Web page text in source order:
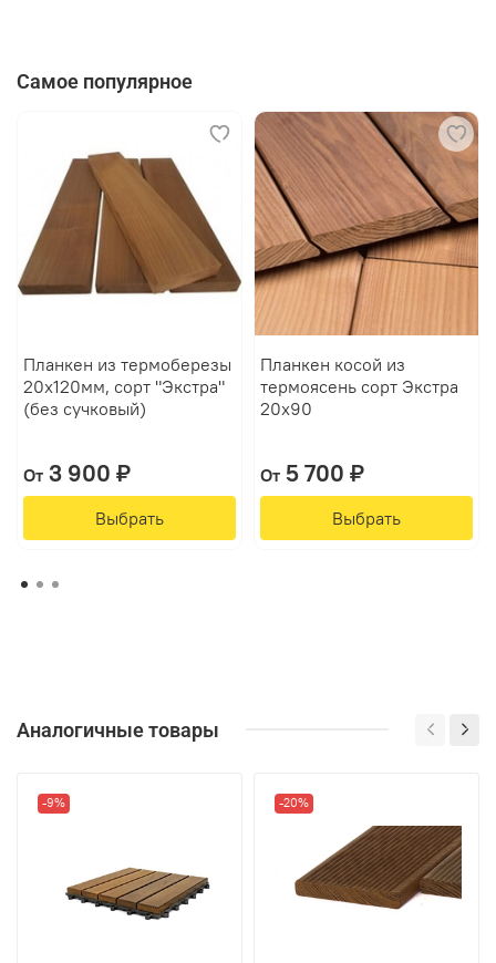
Самое популярное
Планкен из термоберезы
20х120мм, сорт "Экстра"
(без сучковый)
От3 900 ₽
Выбрать
Планкен косой из
термоясень сорт Экстра
20х90
От5 700 ₽
Выбрать
Аналогичные товары
-9% -20%